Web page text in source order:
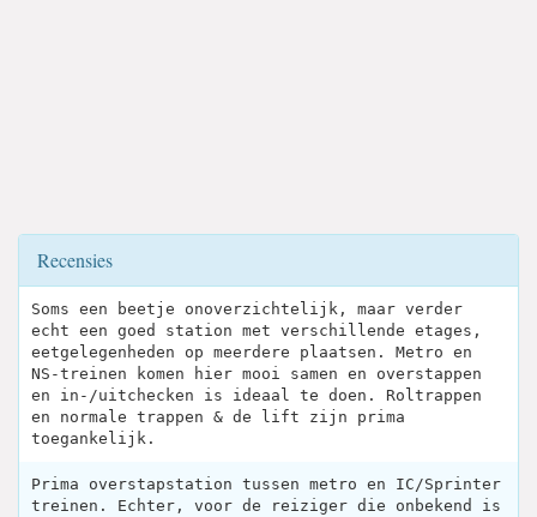
Recensies
Soms een beetje onoverzichtelijk, maar verder
echt een goed station met verschillende etages,
eetgelegenheden op meerdere plaatsen. Metro en
NS-treinen komen hier mooi samen en overstappen
en in-/uitchecken is ideaal te doen. Roltrappen
en normale trappen & de lift zijn prima
toegankelijk.
Prima overstapstation tussen metro en IC/Sprinter
treinen. Echter, voor de reiziger die onbekend is